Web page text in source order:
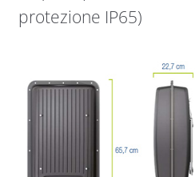
protezione IP65)